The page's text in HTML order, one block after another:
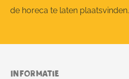
de horeca te laten plaatsvinden.
Informatie